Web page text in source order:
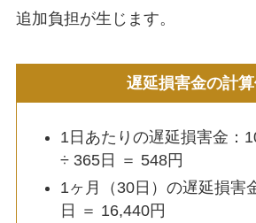
追加負担が生じます。
遅延損害金の計算
1日あたりの遅延損害金：
÷ 365日 ＝ 548円
1ヶ月（30日）の遅延損害
日 ＝ 16,440円